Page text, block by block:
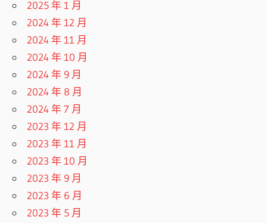
2025 年 1 月
2024 年 12 月
2024 年 11 月
2024 年 10 月
2024 年 9 月
2024 年 8 月
2024 年 7 月
2023 年 12 月
2023 年 11 月
2023 年 10 月
2023 年 9 月
2023 年 6 月
2023 年 5 月